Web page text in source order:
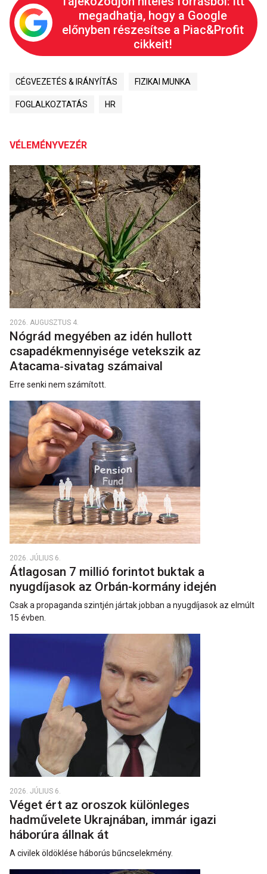
megadhatja, hogy a Google
előnyben részesítse a Piac&Profit
cikkeit!
CÉGVEZETÉS & IRÁNYÍTÁS FIZIKAI MUNKA
FOGLALKOZTATÁS HR
VÉLEMÉNYVEZÉR
2026. AUGUSZTUS 4.
Nógrád megyében az idén hullott
csapadékmennyisége vetekszik az
Atacama‑sivatag számaival
Erre senki nem számított.
2026. JÚLIUS 6.
Átlagosan 7 millió forintot buktak a
nyugdíjasok az Orbán-kormány idején
Csak a propaganda szintjén jártak jobban a nyugdíjasok az elmúlt
15 évben.
2026. JÚLIUS 6.
Véget ért az oroszok különleges
hadművelete Ukrajnában, immár igazi
háborúra állnak át
A civilek öldöklése háborús bűncselekmény.